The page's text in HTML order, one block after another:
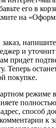
его в
на
заказ,
и уточнит
придет
Теперь
покупке.
режиме
способ
к